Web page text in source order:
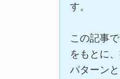
す。
この記事
をもとに
パターン